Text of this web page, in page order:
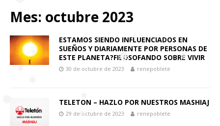
❅
❅
❅
❅ ❅
Mes: octubre 2023
ESTAMOS SIENDO INFLUENCIADOS EN
SUEÑOS Y DIARIAMENTE POR PERSONAS DE
ESTE PLANETA?FILOSOFANDO SOBRE VIVIR
30 de octubre de 2023 renepoblete
TELETON – HAZLO POR NUESTROS MASHIAJ
29 de octubre de 2023 renepoblete